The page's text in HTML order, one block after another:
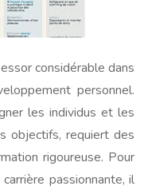
considérable dans
personnel.
les individus et les
objectifs, requiert des
rigoureuse. Pour
passionnante, il